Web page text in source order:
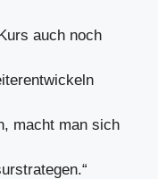
auch noch
macht man sich